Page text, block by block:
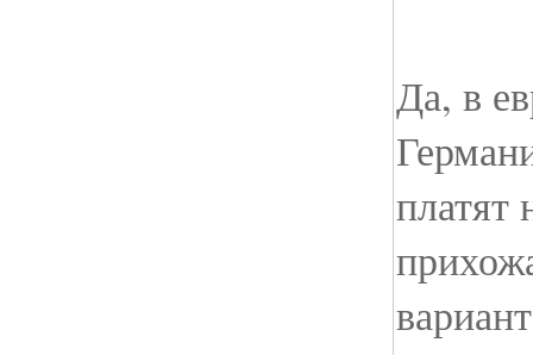
Да, в
платят